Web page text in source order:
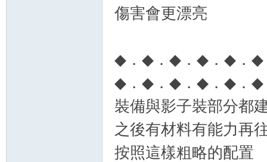
傷害會更漂亮
◆．◆．◆．◆．◆．
◆．◆．◆．◆．◆．
裝備與影子裝部分都
之後有材料有能力再
按照這樣粗略的配置